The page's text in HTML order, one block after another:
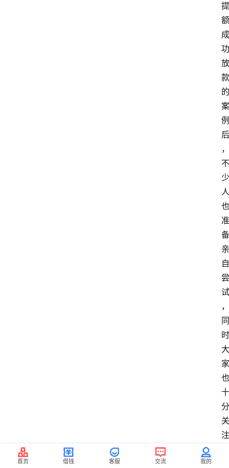
提
额
成
功
放
款
的
案
例
后
，
不
少
人
也
准
备
亲
自
尝
试
，
同
时
大
家
也
十
分
关
注
首页 借钱 客服 交流 我的